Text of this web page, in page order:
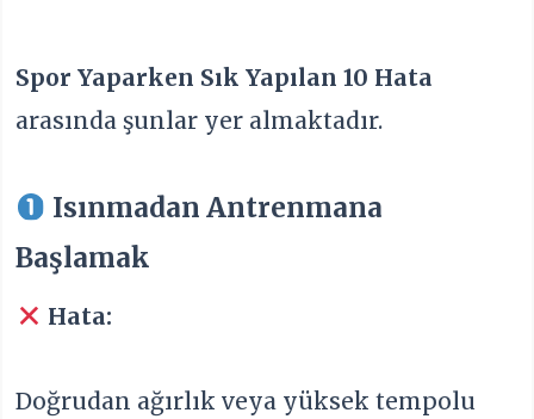
Spor Yaparken Sık Yapılan 10 Hata
arasında şunlar yer almaktadır.
Isınmadan Antrenmana
Başlamak
Hata:
Doğrudan ağırlık veya yüksek tempolu